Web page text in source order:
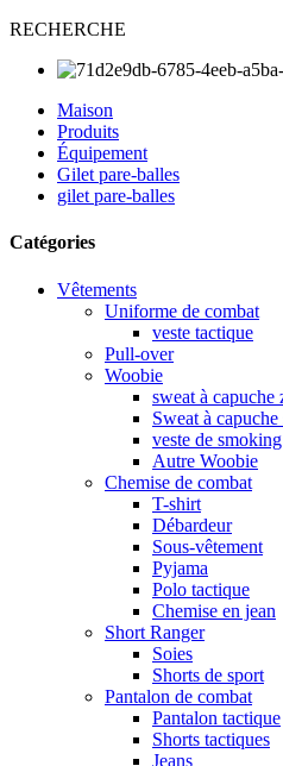
RECHERCHE
Maison
Produits
Équipement
Gilet pare-balles
gilet pare-balles
Catégories
Vêtements
Uniforme de combat
veste tactique
Pull-over
Woobie
sweat à capuche
Sweat à
veste de smoking
Autre Woobie
Chemise de combat
T-shirt
Débardeur
Sous-vêtement
Pyjama
Polo tactique
Chemise en jean
Short Ranger
Soies
Shorts de sport
Pantalon de combat
Pantalon tactique
Shorts tactiques
Jeans